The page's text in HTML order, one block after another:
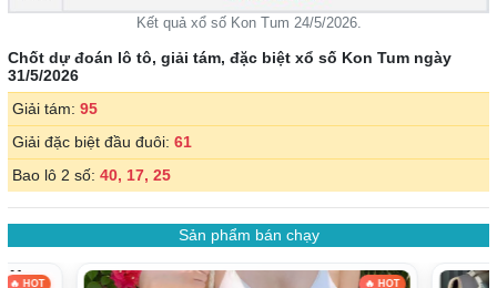
Kết quả xổ số Kon Tum 24/5/2026.
Chốt dự đoán lô tô, giải tám, đặc biệt xổ số Kon Tum ngày
31/5/2026
Giải tám:95
Giải đặc biệt đầu đuôi:61
Bao lô 2 số:40, 17, 25
Sản phẩm bán chạy
🔥 HOT